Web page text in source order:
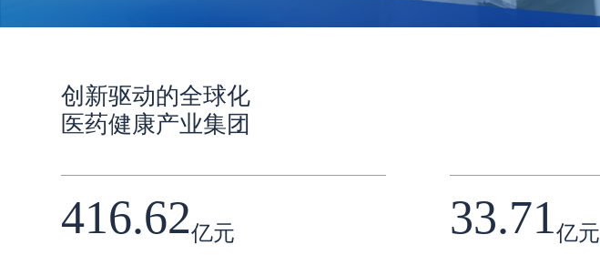
创新驱动的全球化
医药健康产业集团
416.62亿元 33.71亿元